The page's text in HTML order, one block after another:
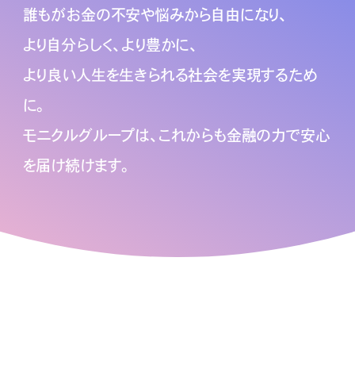
誰もがお金の不安や悩みから自由になり、
より自分らしく、より豊かに、
より良い人生を生きられる社会を実現するため
に。
モニクルグループは、これからも金融の力で安心
を届け続けます。